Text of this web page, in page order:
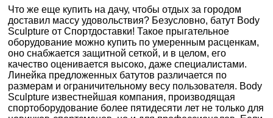
Что же еще купить на дачу, чтобы отдых за городом
доставил массу удовольствия? Безусловно, батут Body
Sculpture от Спортдоставки! Такое прыгательное
оборудование можно купить по умеренным расценкам,
оно снабжается защитной сеткой, и в целом, его
качество оценивается высоко, даже специалистами.
Линейка предложенных батутов различается по
размерам и ограничительному весу пользователя. Body
Sculpture известнейшая компания, производящая
спортоборудование более пятидесяти лет не только для